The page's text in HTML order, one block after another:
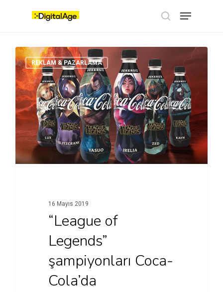
Menu
REKLAM & PAZARLAMA
16 Mayıs 2019
“League of
Legends”
şampiyonları Coca-
Cola’da